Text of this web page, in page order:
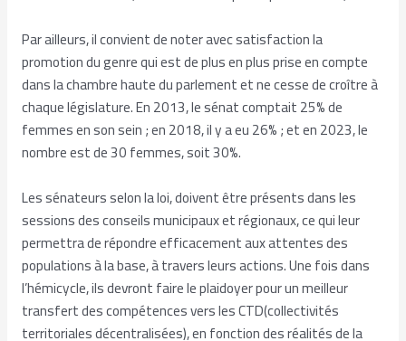
Par ailleurs, il convient de noter avec satisfaction la
promotion du genre qui est de plus en plus prise en compte
dans la chambre haute du parlement et ne cesse de croître à
chaque législature. En 2013, le sénat comptait 25% de
femmes en son sein ; en 2018, il y a eu 26% ; et en 2023, le
nombre est de 30 femmes, soit 30%.
Les sénateurs selon la loi, doivent être présents dans les
sessions des conseils municipaux et régionaux, ce qui leur
permettra de répondre efficacement aux attentes des
populations à la base, à travers leurs actions. Une fois dans
l’hémicycle, ils devront faire le plaidoyer pour un meilleur
transfert des compétences vers les CTD(collectivités
territoriales décentralisées), en fonction des réalités de la